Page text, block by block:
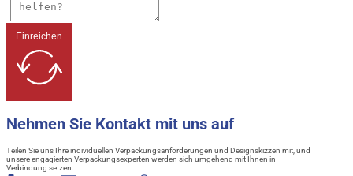
Einreichen
Nehmen Sie Kontakt mit uns auf
Teilen Sie uns Ihre individuellen Verpackungsanforderungen und Designskizzen mit, und
unsere engagierten Verpackungsexperten werden sich umgehend mit Ihnen in
Verbindung setzen.